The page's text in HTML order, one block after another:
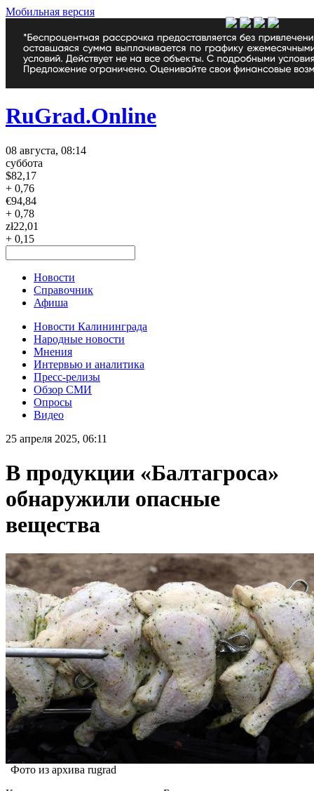
Мобильная версия
RuGrad.Online
08 августа, 08:14
суббота
$82,17
+ 0,76
€94,84
+ 0,78
zł22,01
+ 0,15
Новости
Справочник
Афиша
Новости Калининграда
Народные новости
Мнения
Интервью и аналитика
Пресс-релизы
Обзор СМИ
Опросы
Видео
25 апреля 2025, 06:11
В продукции «Балтагроса»
обнаружили опасные
вещества
Фото из архива rugrad